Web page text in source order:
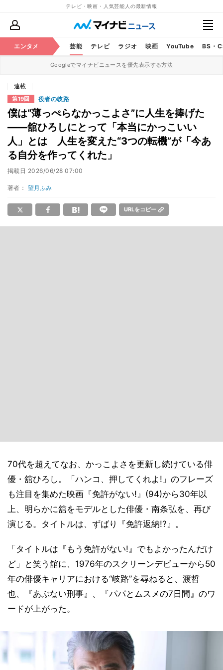
テレビ・映画・人気芸能人の最新情報
エンタメ 芸能 テレビ ラジオ 映画 YouTube BS・
Googleでマイナビニュースを優先表示する方法
連載
第19回 役者の岐路
僕は“薄っぺらなかっこよさ”に人生を捧げた
――舘ひろしにとって「本当にかっこいい
人」とは 人生を変えた“3つの転機”が「今あ
る自分を作ってくれた」
掲載日 2026/06/28 07:00
著者： 望月ふみ
URLをコピー
70代を超えてなお、かっこよさを更新し続けている俳
優・舘ひろし。「ハンコ、押してくれよ!」のフレーズ
も注目を集めた映画『免許がない!』(94)から30年以
上、明らかに舘をモデルとした俳優・南条弘を、再び
演じる。タイトルは、ずばり『免許返納!?』。
「タイトルは『もう免許がない!』でもよかったんだけ
ど」と笑う舘に、1976年のスクリーンデビューから50
年の俳優キャリアにおける“岐路”を尋ねると、渡哲
也、『あぶない刑事』、『パパとムスメの7日間』のワ
ードが上がった。